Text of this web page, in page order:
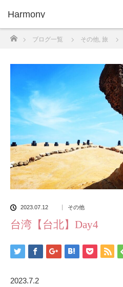
Harmony
ブログ一覧 その他, 旅
2023.07.12 その他
台湾【台北】Day4
2023.7.2